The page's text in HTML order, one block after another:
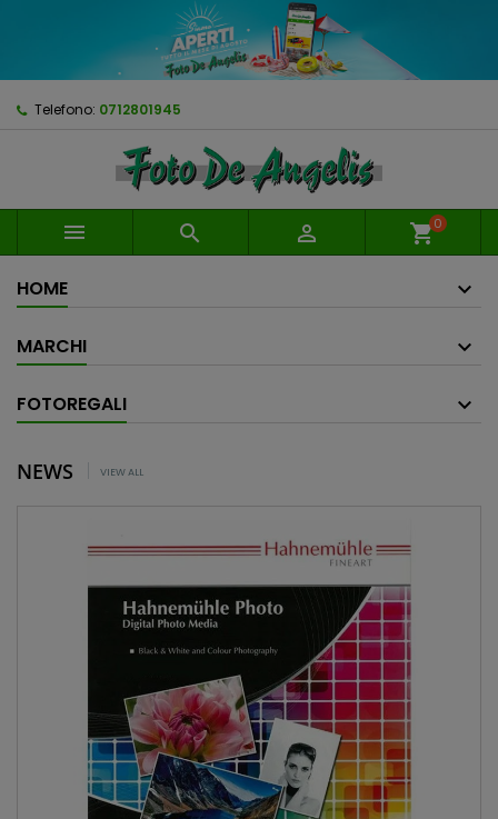
Telefono: 0712801945
   shopping_cart0
HOME
MARCHI
FOTOREGALI
NEWS VIEW ALL